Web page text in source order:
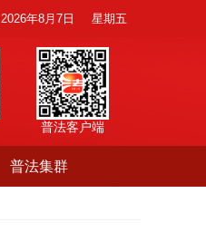
2026年8月7日 星期五
普法客户端
普法集群